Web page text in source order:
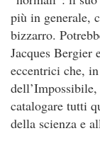
più in generale,
bizzarro.
Jacques Bergier
eccentrici che,
catalogare tutti
della scienza e